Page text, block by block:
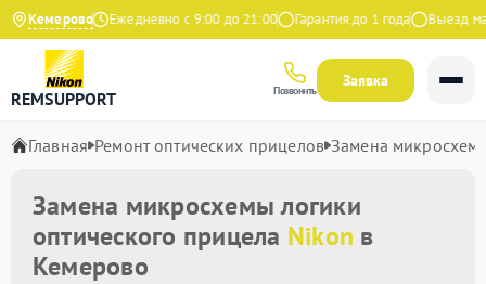
Кемерово
на Яндекс Ежедневно с 9:00 до 21:00 Гарантия до 1 года Выезд
REMSUPPORT Позвонить
Заявка
Главная Ремонт оптических прицелов Замена
Замена микросхемы логики
оптического прицела Nikon в
Кемерово